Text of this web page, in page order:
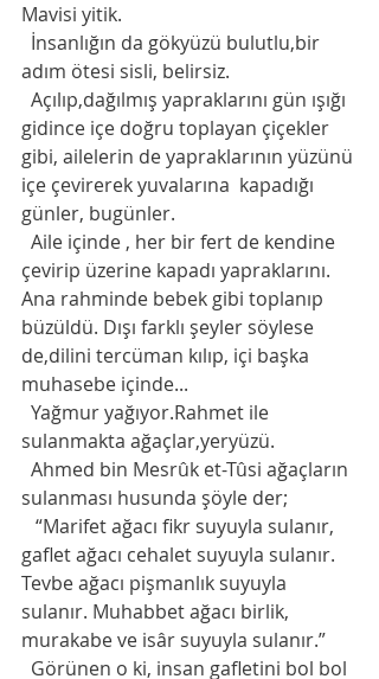
Mavisi yitik.
adım ötesi sisli, belirsiz.
gidince içe doğru toplayan çiçekler
gibi, ailelerin de yapraklarının yüzünü
içe çevirerek yuvalarına  kapadığı
günler, bugünler.
çevirip üzerine kapadı yapraklarını.
Ana rahminde bebek gibi toplanıp
büzüldü. Dışı farklı şeyler söylese
de,dilini tercüman kılıp, içi başka
muhasebe içinde...
sulanmakta ağaçlar,yeryüzü.
sulanması husunda şöyle der;
gaflet ağacı cehalet suyuyla sulanır.
Tevbe ağacı pişmanlık suyuyla
sulanır. Muhabbet ağacı birlik,
murakabe ve isâr suyuyla sulanır.”